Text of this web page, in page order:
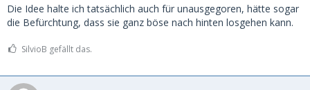
Die Idee halte ich tatsächlich auch für unausgegoren, hätte sogar
die Befürchtung, dass sie ganz böse nach hinten losgehen kann.
SilvioB gefällt das.